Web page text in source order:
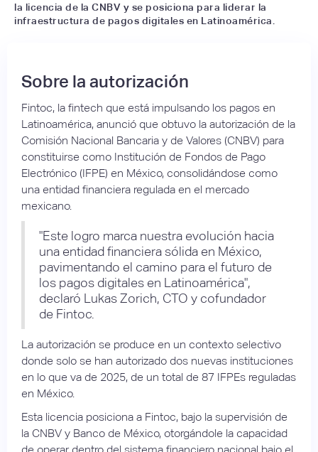
la licencia de la CNBV y se posiciona para liderar la
infraestructura de pagos digitales en Latinoamérica.
Sobre la autorización
Fintoc, la fintech que está impulsando los pagos en
Latinoamérica, anunció que obtuvo la autorización de la
Comisión Nacional Bancaria y de Valores (CNBV) para
constituirse como Institución de Fondos de Pago
Electrónico (IFPE) en México, consolidándose como
una entidad financiera regulada en el mercado
mexicano.
"Este logro marca nuestra evolución hacia
una entidad financiera sólida en México,
pavimentando el camino para el futuro de
los pagos digitales en Latinoamérica",
declaró Lukas Zorich, CTO y cofundador
de Fintoc.
La autorización se produce en un contexto selectivo
donde solo se han autorizado dos nuevas instituciones
en lo que va de 2025, de un total de 87 IFPEs reguladas
en México.
Esta licencia posiciona a Fintoc, bajo la supervisión de
la CNBV y Banco de México, otorgándole la capacidad
de operar dentro del sistema financiero nacional bajo el